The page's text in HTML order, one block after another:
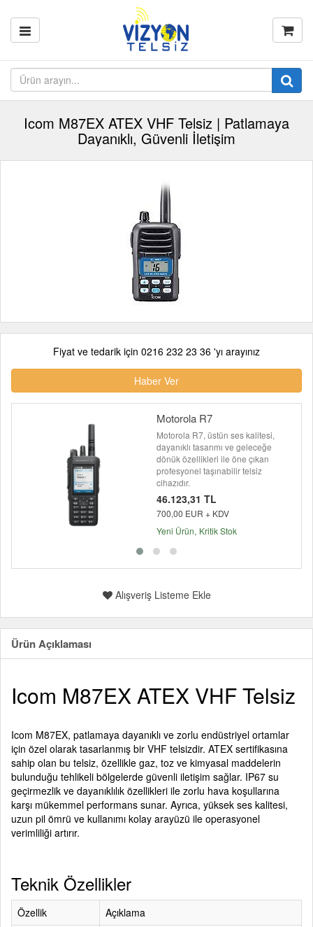
Icom M87EX ATEX VHF Telsiz | Patlamaya
Dayanıklı, Güvenli İletişim
Fiyat ve tedarik için 0216 232 23 36 'yı arayınız
Haber Ver
Motorola R7
Motorola R7, üstün ses kalitesi,
dayanıklı tasarımı ve geleceğe
dönük özellikleri ile öne çıkan
profesyonel taşınabilir telsiz
cihazıdır.
46.123,31 TL
700,00 EUR + KDV
Yeni Ürün Kritik Stok
Alışveriş Listeme Ekle
Ürün Açıklaması
Icom M87EX ATEX VHF Telsiz
Icom M87EX, patlamaya dayanıklı ve zorlu endüstriyel ortamlar
için özel olarak tasarlanmış bir VHF telsizdir. ATEX sertifikasına
sahip olan bu telsiz, özellikle gaz, toz ve kimyasal maddelerin
bulunduğu tehlikeli bölgelerde güvenli iletişim sağlar. IP67 su
geçirmezlik ve dayanıklılık özellikleri ile zorlu hava koşullarına
karşı mükemmel performans sunar. Ayrıca, yüksek ses kalitesi,
uzun pil ömrü ve kullanımı kolay arayüzü ile operasyonel
verimliliği artırır.
Teknik Özellikler
Özellik
Açıklama